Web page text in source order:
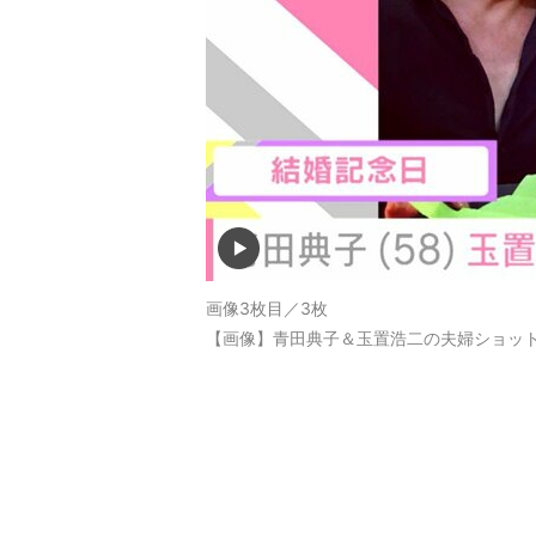
画像3枚目／3枚
【画像】青田典子＆玉置浩二の夫婦ショッ